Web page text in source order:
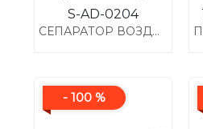
S-AD-0204
СЕПАРАТОР ВОЗДУХА И ГРЯЗИ CLEAN SMART 1"
- 100 %